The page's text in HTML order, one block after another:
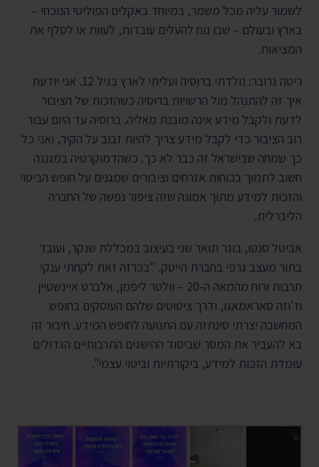
לשמור עליה מכל משמר, במיוחד באקלים הפוליטי הנוכחי –
בארץ ובעולם – שבו נוח להעלים עובדות, לעוות או לסלף את
המציאות.
ריטה גרובר: נולדתי ברוסיה ועליתי לארץ בגיל 12. אני יודעת
איך זה להתנהל מול הרשויות ברוסיה כשהזכות של הציבור
לדעת ולקבל מידע אינה מובנת מאליה. ברוסיה עד היום עבור
רוב הציבור כדי לקבל מידע צריך להיות זבוב על הקיר, ואני כל
כך שמחה שבישראל זה כבר לא כך. כשהדמוקרטיה במגננה
חשוב לתמוך בכוחות אזרחים וציבורים שמגנים על חופש הביטוי
והזכות למידע מתוך אמונה שזה ציפור נפשה של החברה
הליברלית.
אביטל סנטו, בוגר תואר שני בעיצוב במכללת שנקר, ועובד
בתור מעצב גרפי בחברת הייטק. "בכרזה זאת לקחתי ענקי
תרבות ורוח מהמאה ה-20 – וולטר ליפמן, אלברט איינשטיין
וז'וזה סאראמאגו, ודרך ציטוטים שלהם העוסקים בחופש
המחשבה יצרתי סינתזה עם התנועה לחופש המידע. חיבור זה
בא להעביר את המסר שביסוד ההישגים התרבותיים הגדולים
עומדת הזכות למידע, ביקורתיות וביטוי עצמי".